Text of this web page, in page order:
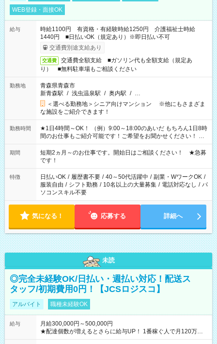
WEB登録・面接OK
給与
時給1100円 有資格・有経験時給1250円 介護福祉士時給
1440円 ■日払いOK（規定あり）※即日払い不可
交通費別途支給あり
交通費
交通費全額支給 ■ガソリン代も全額支給（規定あ
り） ■無料駐車場もご相談ください
勤務地
青森県青森市
新青森駅 / 浅虫温泉駅 / 奥内駅 / …
＜選べる勤務地＞シニア向けマンション ※他にもさまざま
な施設をご紹介できます！
勤務時間
★1日4時間～OK！ （例）9:00～18:00のあいだ もちろん1日8時
間のお仕事もご紹介可能です！ご希望をお聞かせください！ ★
家庭の都合でお休みが必要な場合も遠慮なくご相談ください。
※週最低15時間以上の勤務が必要です
期間
短期2ヵ月～のお仕事です。開始日はご相談ください！ ★急募
です！
特徴 日払いOK / 履歴書不要 / 40～50代活躍中 / 副業・WワークOK /
服装自由 / シフト勤務 / 10名以上の大量募集 / 電話対応なし / パ
ソコンスキル不要
気になる！ 応募する 詳細へ
未読
◎完全未経験OK/日払い・週払い対応！配送ス
タッフ/初期費用0円！【JCSロジスコ】
アルバイト 職種未経験OK
給与
月給300,000円～500,000円
★配達個数が増えるとさらに給与UP！ 1番稼ぐ人で月120万ほ
ど！ ・主要都市エリア 月収55万円／週5日稼働 月収65万~112